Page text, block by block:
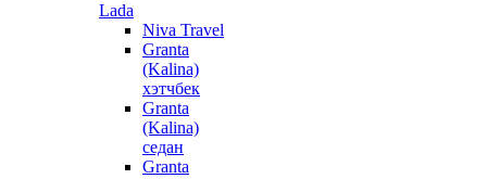
Lada
Niva Travel
Granta
(Kalina)
хэтчбек
Granta
(Kalina)
седан
Granta